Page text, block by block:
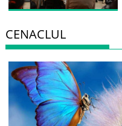
CENACLUL